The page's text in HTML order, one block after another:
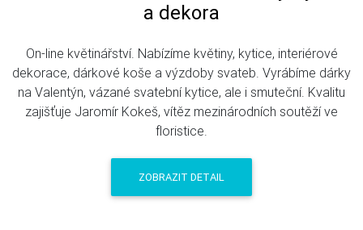
a dekora
On-line květinářství. Nabízíme květiny, kytice, interiérové
dekorace, dárkové koše a výzdoby svateb. Vyrábíme dárky
na Valentýn, vázané svatební kytice, ale i smuteční. Kvalitu
zajišťuje Jaromír Kokeš, vítěz mezinárodních soutěží ve
floristice.
ZOBRAZIT DETAIL